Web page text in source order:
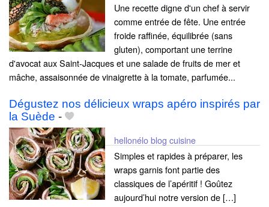
Une recette digne d'un chef à servir
comme entrée de fête. Une entrée
froide raffinée, équilibrée (sans
gluten), comportant une terrine
d'avocat aux Saint-Jacques et une salade de fruits de mer et
mâche, assaisonnée de vinaigrette à la tomate, parfumée...
Dégustez nos délicieux wraps apéro inspirés par
la Suède -
hellonélo blog cuisine
Simples et rapides à préparer, les
wraps garnis font partie des
classiques de l’apéritif ! Goûtez
aujourd’hui notre version de […]